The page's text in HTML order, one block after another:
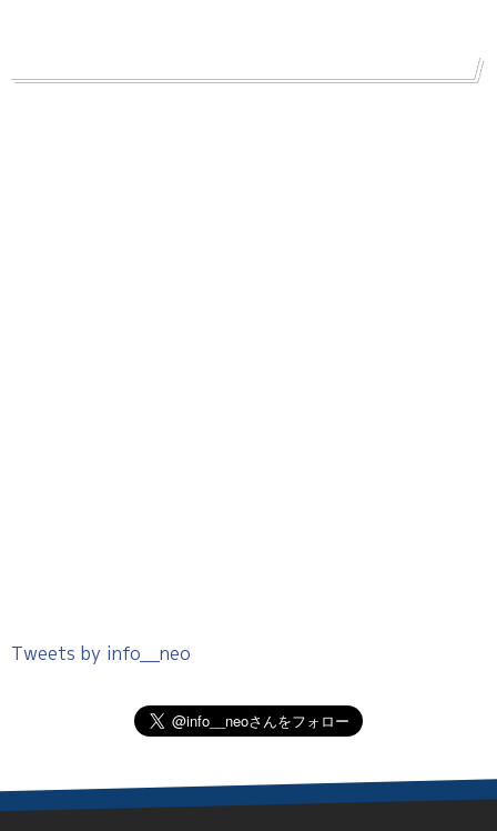
Tweets by info__neo